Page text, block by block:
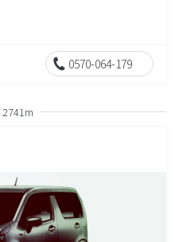
0570-064-179
2741m